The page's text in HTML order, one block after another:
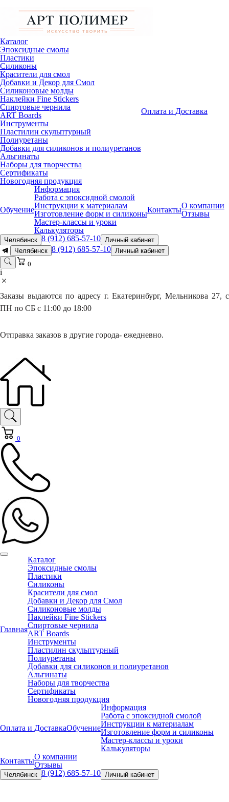
Каталог
Эпоксидные смолы
Пластики
Силиконы
Красители для смол
Добавки и Декор для Смол
Силиконовые молды
Наклейки Fine Stickers
Спиртовые чернила
ART Boards
Инструменты
Пластилин скульптурный
Полиуретаны
Добавки для силиконов и полиуретанов
Альгинаты
Наборы для творчества
Сертификаты
Новогодняя продукция
Оплата и Доставка
Обучение
Информация
Работа с эпоксидной смолой
Инструкции к материалам
Изготовление форм и силиконы
Мастер-классы и уроки
Калькуляторы
КонтактыО компании
Отзывы
Челябинск 8 (912) 685-57-10 Личный кабинет
Челябинск 8 (912) 685-57-10 Личный кабинет
0
i
Заказы выдаются по адресу г. Екатеринбург, Мельникова 27, с
ПН по СБ с 11:00 до 18:00
Отправка заказов в другие города- ежедневно.
0
Главная
Каталог
Эпоксидные смолы
Пластики
Силиконы
Красители для смол
Добавки и Декор для Смол
Силиконовые молды
Наклейки Fine Stickers
Спиртовые чернила
ART Boards
Инструменты
Пластилин скульптурный
Полиуретаны
Добавки для силиконов и полиуретанов
Альгинаты
Наборы для творчества
Сертификаты
Новогодняя продукция
Оплата и ДоставкаОбучение
Информация
Работа с эпоксидной смолой
Инструкции к материалам
Изготовление форм и силиконы
Мастер-классы и уроки
Калькуляторы
КонтактыО компании
Отзывы
Челябинск 8 (912) 685-57-10 Личный кабинет